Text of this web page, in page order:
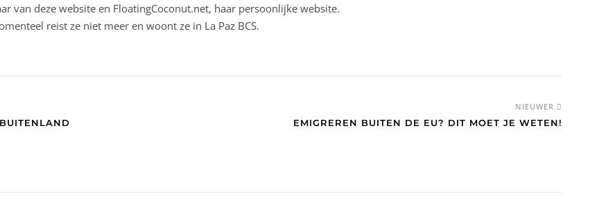
van deze website en FloatingCoconut.net, haar persoonlijke website.
reist ze niet meer en woont ze in La Paz BCS.
NIEUWER
EMIGREREN BUITEN DE EU? DIT MOET JE WETEN!